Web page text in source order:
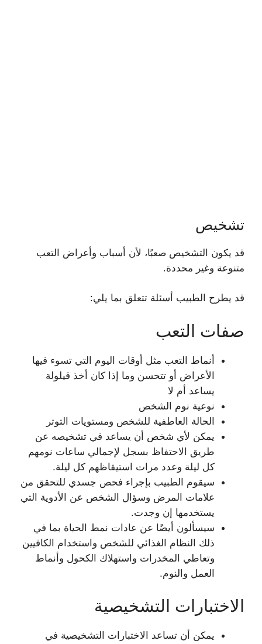
تشخيص
قد يكون التشخيص صعبًا، لأن أسباب وأعراض التعب
متنوعة وغير محددة.
قد يطرح الطبيب أسئلة تتعلق بما يلي:
صفات التعب
أنماط التعب مثل أوقات اليوم التي تسوء فيها
الأعراض أو تتحسن وما إذا كان أخذ قيلولة
يساعد أم لا
نوعية نوم الشخص
الحالة العاطفية للشخص ومستويات التوتر
يمكن لأي شخص أن يساعد في تشخيصه عن
طريق الاحتفاظ بسجل لإجمالي ساعات نومهم
كل ليلة وعدد مرات استيقاظهم كل ليلة.
سيقوم الطبيب بإجراء فحص جسدي للتحقق من
علامات المرض وسؤال الشخص عن الأدوية التي
يستخدمها إن وجدت.
سيسألون أيضًا عن عادات نمط الحياة بما في
ذلك النظام الغذائي للشخص واستخدام الكافيين
وتعاطي المخدرات واستهلاك الكحول وأنماط
العمل والنوم.
الاختبارات التشخيصية
يمكن أن تساعد الاختبارات التشخيصية في